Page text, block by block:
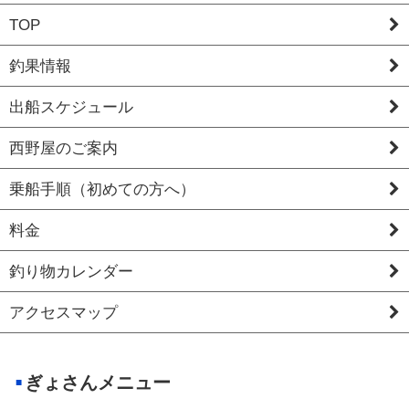
TOP
釣果情報
出船スケジュール
西野屋のご案内
乗船手順（初めての方へ）
料金
釣り物カレンダー
アクセスマップ
ぎょさんメニュー